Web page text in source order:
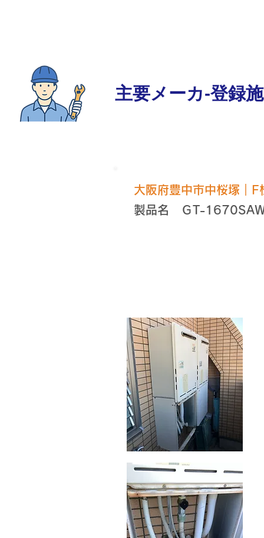
主要メーカ‐登録
大阪府豊中市中桜塚｜F
製品名 ＧT-